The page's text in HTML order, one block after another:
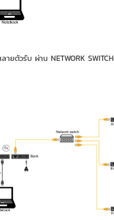
ยตัวรับ ผ่าน NETWORK SWITCH